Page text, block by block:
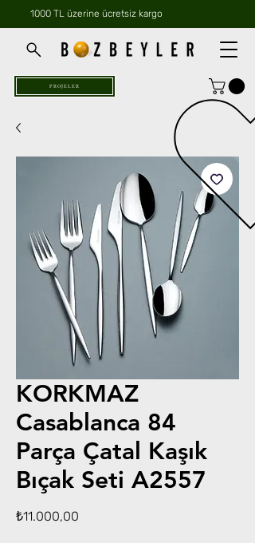
1000 TL üzerine ücretsiz kargo
PROJELER
KORKMAZ
Casablanca 84
Parça Çatal Kaşık
Bıçak Seti A2557
₺11.000,00